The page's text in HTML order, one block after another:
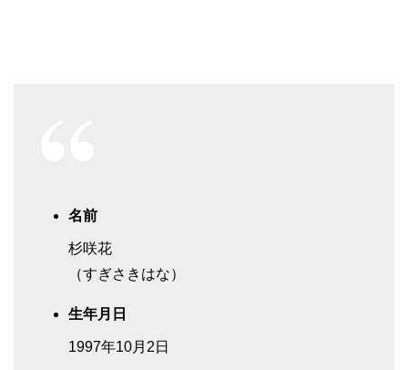
名前
杉咲花
（すぎさきはな）
生年月日
1997年10月2日